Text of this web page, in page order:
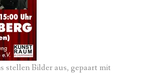
stellen Bilder aus, gepaart mit